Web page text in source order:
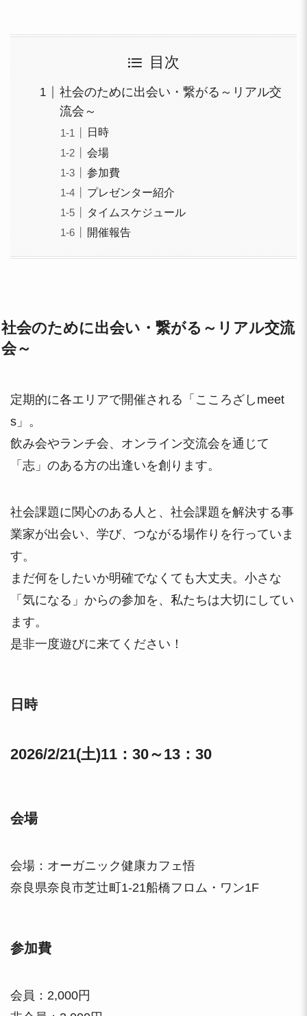
目次
社会のために出会い・繋がる～リアル交
流会～
日時
会場
参加費
プレゼンター紹介
タイムスケジュール
開催報告
社会のために出会い・繋がる～リアル交流
会～
定期的に各エリアで開催される「こころざしmeet
s」。
飲み会やランチ会、オンライン交流会を通じて
「志」のある方の出逢いを創ります。
社会課題に関心のある人と、社会課題を解決する事
業家が出会い、学び、つながる場作りを行っていま
す。
まだ何をしたいか明確でなくても大丈夫。小さな
「気になる」からの参加を、私たちは大切にしてい
ます。
是非一度遊びに来てください！
日時
2026/2/21(土)11：30～13：30
会場
会場：オーガニック健康カフェ悟
奈良県奈良市芝辻町1-21船橋フロム・ワン1F
参加費
会員：2,000円